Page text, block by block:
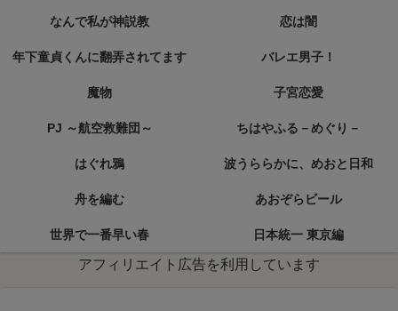
なんで私が神説教 恋は闇
年下童貞くんに翻弄されてます バレエ男子！
魔物 子宮恋愛
PJ ～航空救難団～ ちはやふる－めぐり－
はぐれ鴉 波うららかに、めおと日和
舟を編む あおぞらビール
世界で一番早い春 日本統一 東京編
アフィリエイト広告を利用しています